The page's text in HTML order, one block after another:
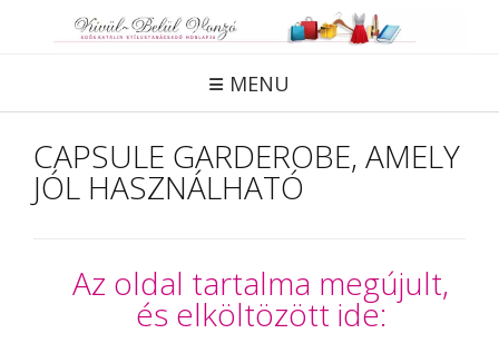
MENU
CAPSULE GARDEROBE, AMELY
JÓL HASZNÁLHATÓ
Az oldal tartalma megújult,
és elköltözött ide: